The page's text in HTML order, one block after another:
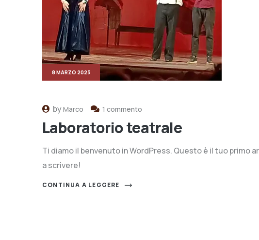
8 MARZO 2023
byMarco 1 commento
Laboratorio teatrale
Ti diamo il benvenuto in WordPress. Questo è il tuo primo
a scrivere!
CONTINUA A LEGGERE